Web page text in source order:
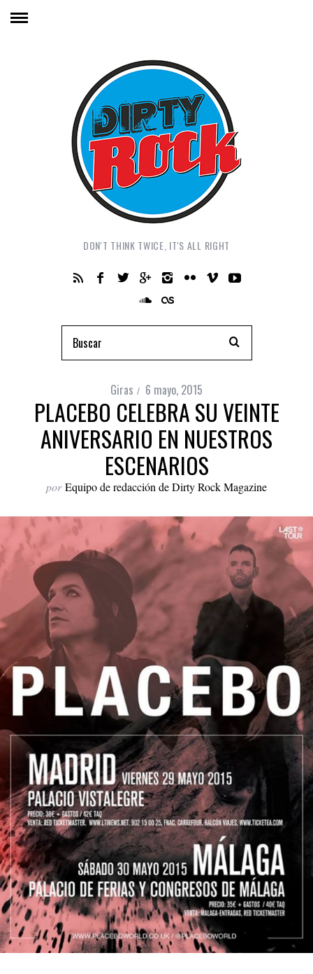
DON'T THINK TWICE, IT'S ALL RIGHT
Giras 6 mayo, 2015
PLACEBO CELEBRA SU VEINTE
ANIVERSARIO EN NUESTROS
ESCENARIOS
por Equipo de redacción de Dirty Rock Magazine